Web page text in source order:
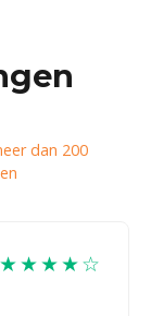
dan 200
★★★★☆